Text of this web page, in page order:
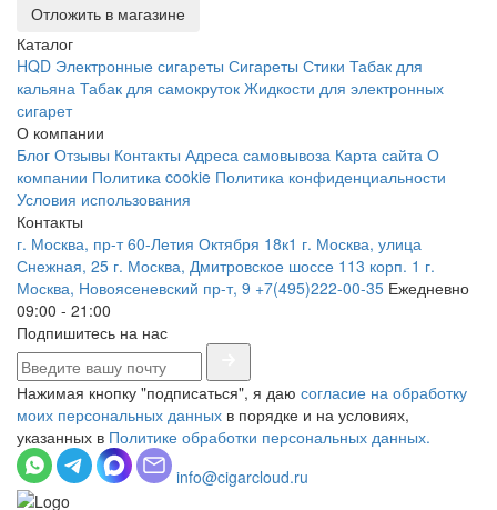
Отложить в магазине
Каталог
HQD Электронные сигареты Сигареты Стики Табак для
кальяна Табак для самокруток Жидкости для электронных
сигарет
О компании
Блог Отзывы Контакты Адреса самовывоза Карта сайта О
компании Политика cookie Политика конфиденциальности
Условия использования
Контакты
г. Москва, пр-т 60-Летия Октября 18к1 г. Москва, улица
Снежная, 25 г. Москва, Дмитровское шоссе 113 корп. 1 г.
Москва, Новоясеневский пр-т, 9 +7(495)222-00-35 Ежедневно
09:00 - 21:00
Подпишитесь на нас
Нажимая кнопку "подписаться", я даю согласие на обработку
моих персональных данных в порядке и на условиях,
указанных в Политике обработки персональных данных.
info@cigarcloud.ru